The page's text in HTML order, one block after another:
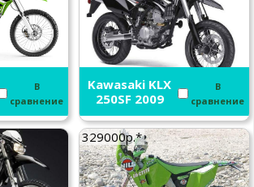
В
сравнение
Kawasaki KLX
250SF 2009
В
сравнение
329000р.*